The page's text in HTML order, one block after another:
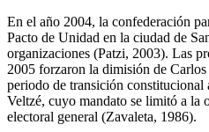
En el año 2004, la confederación
Pacto de Unidad en la ciudad de
organizaciones (Patzi, 2003). Las
2005 forzaron la dimisión de
periodo de transición
Veltzé, cuyo mandato se limitó a la
electoral general (Zavaleta, 1986).